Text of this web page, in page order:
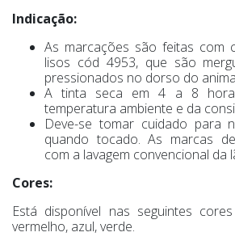
Indicação:
As marcações são feitas com
lisos cód 4953, que são
pressionados no dorso do
A tinta seca em 4 a 8
temperatura ambiente e da
Deve-se tomar cuidado para
quando tocado. As marcas
com a lavagem convencional da
Cores:
Está disponível nas seguintes
vermelho, azul, verde.